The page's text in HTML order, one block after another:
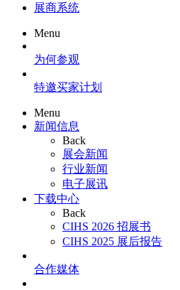
展商系统
Menu
为何参观
特邀买家计划
Menu
新闻信息
Back
展会新闻
行业新闻
电子展讯
下载中心
Back
CIHS 2026 招展书
CIHS 2025 展后报告
合作媒体